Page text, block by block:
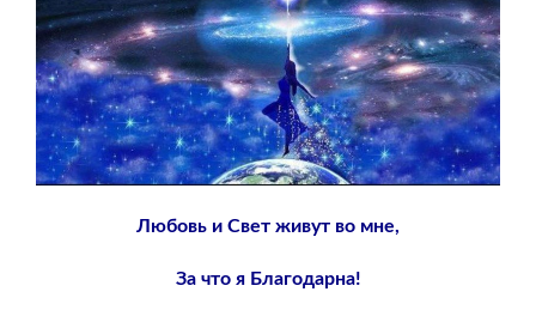
Любовь и Свет живут во мне,
За что я Благодарна!